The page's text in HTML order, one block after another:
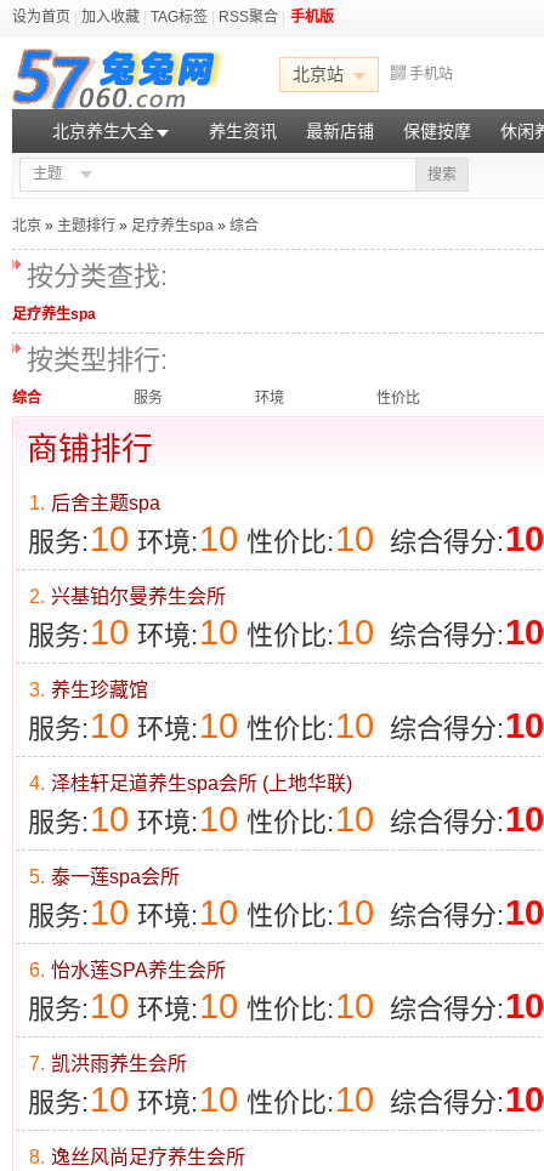
设为首页 加入收藏 TAG标签 RSS聚合 手机版
北京站 手机站
北京养生大全 养生资讯 最新店铺 保健按摩 休闲
主题 搜索
北京 » 主题排行 » 足疗养生spa » 综合
按分类查找:
足疗养生spa
按类型排行:
综合 服务 环境 性价比
商铺排行
1. 后舍主题spa
服务: 10 环境: 10 性价比: 10 综合得分:10
2. 兴基铂尔曼养生会所
服务: 10 环境: 10 性价比: 10 综合得分:10
3. 养生珍藏馆
服务: 10 环境: 10 性价比: 10 综合得分:10
4. 泽桂轩足道养生spa会所 (上地华联)
服务: 10 环境: 10 性价比: 10 综合得分:10
5. 泰一莲spa会所
服务: 10 环境: 10 性价比: 10 综合得分:10
6. 怡水莲SPA养生会所
服务: 10 环境: 10 性价比: 10 综合得分:10
7. 凯洪雨养生会所
服务: 10 环境: 10 性价比: 10 综合得分:10
8. 逸丝风尚足疗养生会所